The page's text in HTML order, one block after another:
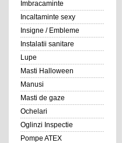
Imbracaminte
Incaltaminte sexy
Insigne / Embleme
Instalatii sanitare
Lupe
Masti Halloween
Manusi
Masti de gaze
Ochelari
Oglinzi Inspectie
Pompe ATEX